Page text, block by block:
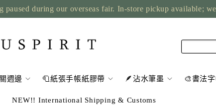
during our overseas fair. In-store pickup available;
週邊 🧻紙張手帳紙膠帶 🪶沾水筆墨 🎨書法
NEW!! International Shipping & Customs